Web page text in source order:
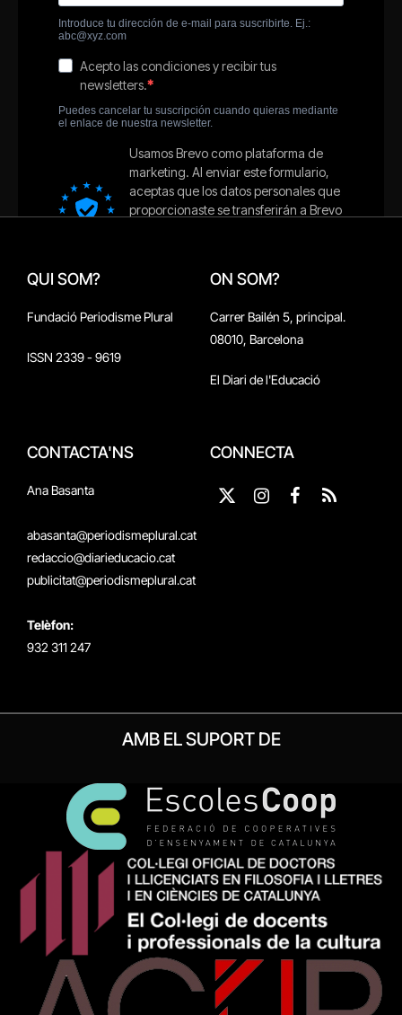
QUI SOM?
Fundació Periodisme Plural
ISSN 2339 - 9619
ON SOM?
Carrer Bailén 5, principal.
08010, Barcelona
El Diari de l'Educació
CONTACTA'NS
Ana Basanta
abasanta@periodismeplural.cat
redaccio@diarieducacio.cat
publicitat@periodismeplural.cat
Telèfon:
932 311 247
CONNECTA
X
Instagram
Facebook
RSS
AMB EL SUPORT DE